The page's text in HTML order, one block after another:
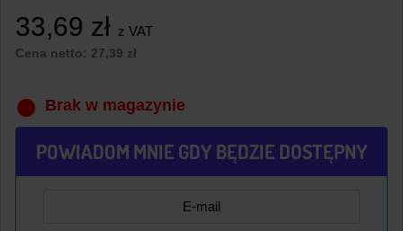
33,69 zł z VAT
Cena netto: 27,39 zł
Brak w magazynie
POWIADOM MNIE GDY BĘDZIE DOSTĘPNY